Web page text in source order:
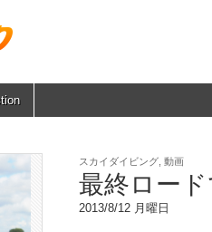
スカイダイビング 動画
最終ロー
2013/8/12 月曜日